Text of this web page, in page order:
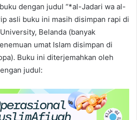
dengan judul “*al-Jadari wa al-
asli buku ini masih disimpan rapi di
Belanda (banyak
umat Islam disimpan di
Buku ini diterjemahkan oleh
judul: